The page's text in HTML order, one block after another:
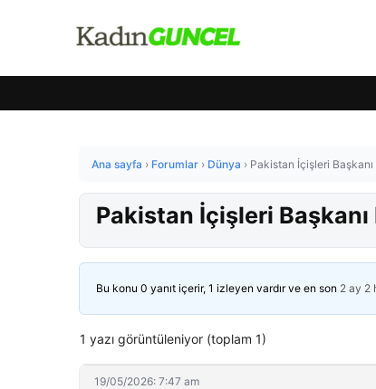
Ana sayfa › Forumlar › Dünya › Pakistan İçişleri Başkanı
Pakistan İçişleri Başkanı
Bu konu 0 yanıt içerir, 1 izleyen vardır ve en son 2 ay 2
1 yazı görüntüleniyor (toplam 1)
19/05/2026: 7:47 am